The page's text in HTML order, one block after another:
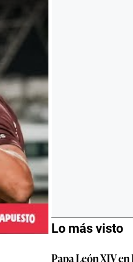
Lo más visto
Papa León XIV en